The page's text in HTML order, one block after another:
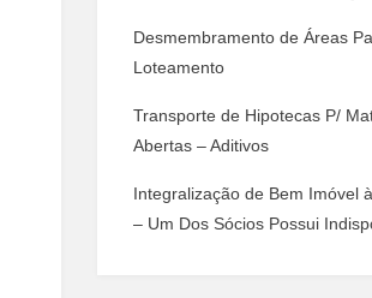
Desmembramento de Áreas
Loteamento
Transporte de Hipotecas P/
Abertas – Aditivos
Integralização de Bem Imóvel
– Um Dos Sócios Possui